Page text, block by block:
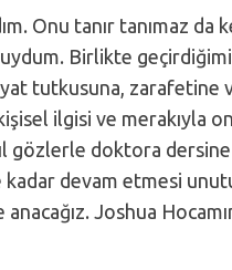
Onu tanır tanımaz
Birlikte
tutkusuna, zarafetine
ilgisi ve merakıyla
gözlerle doktora
devam etmesi
anacağız. Joshua